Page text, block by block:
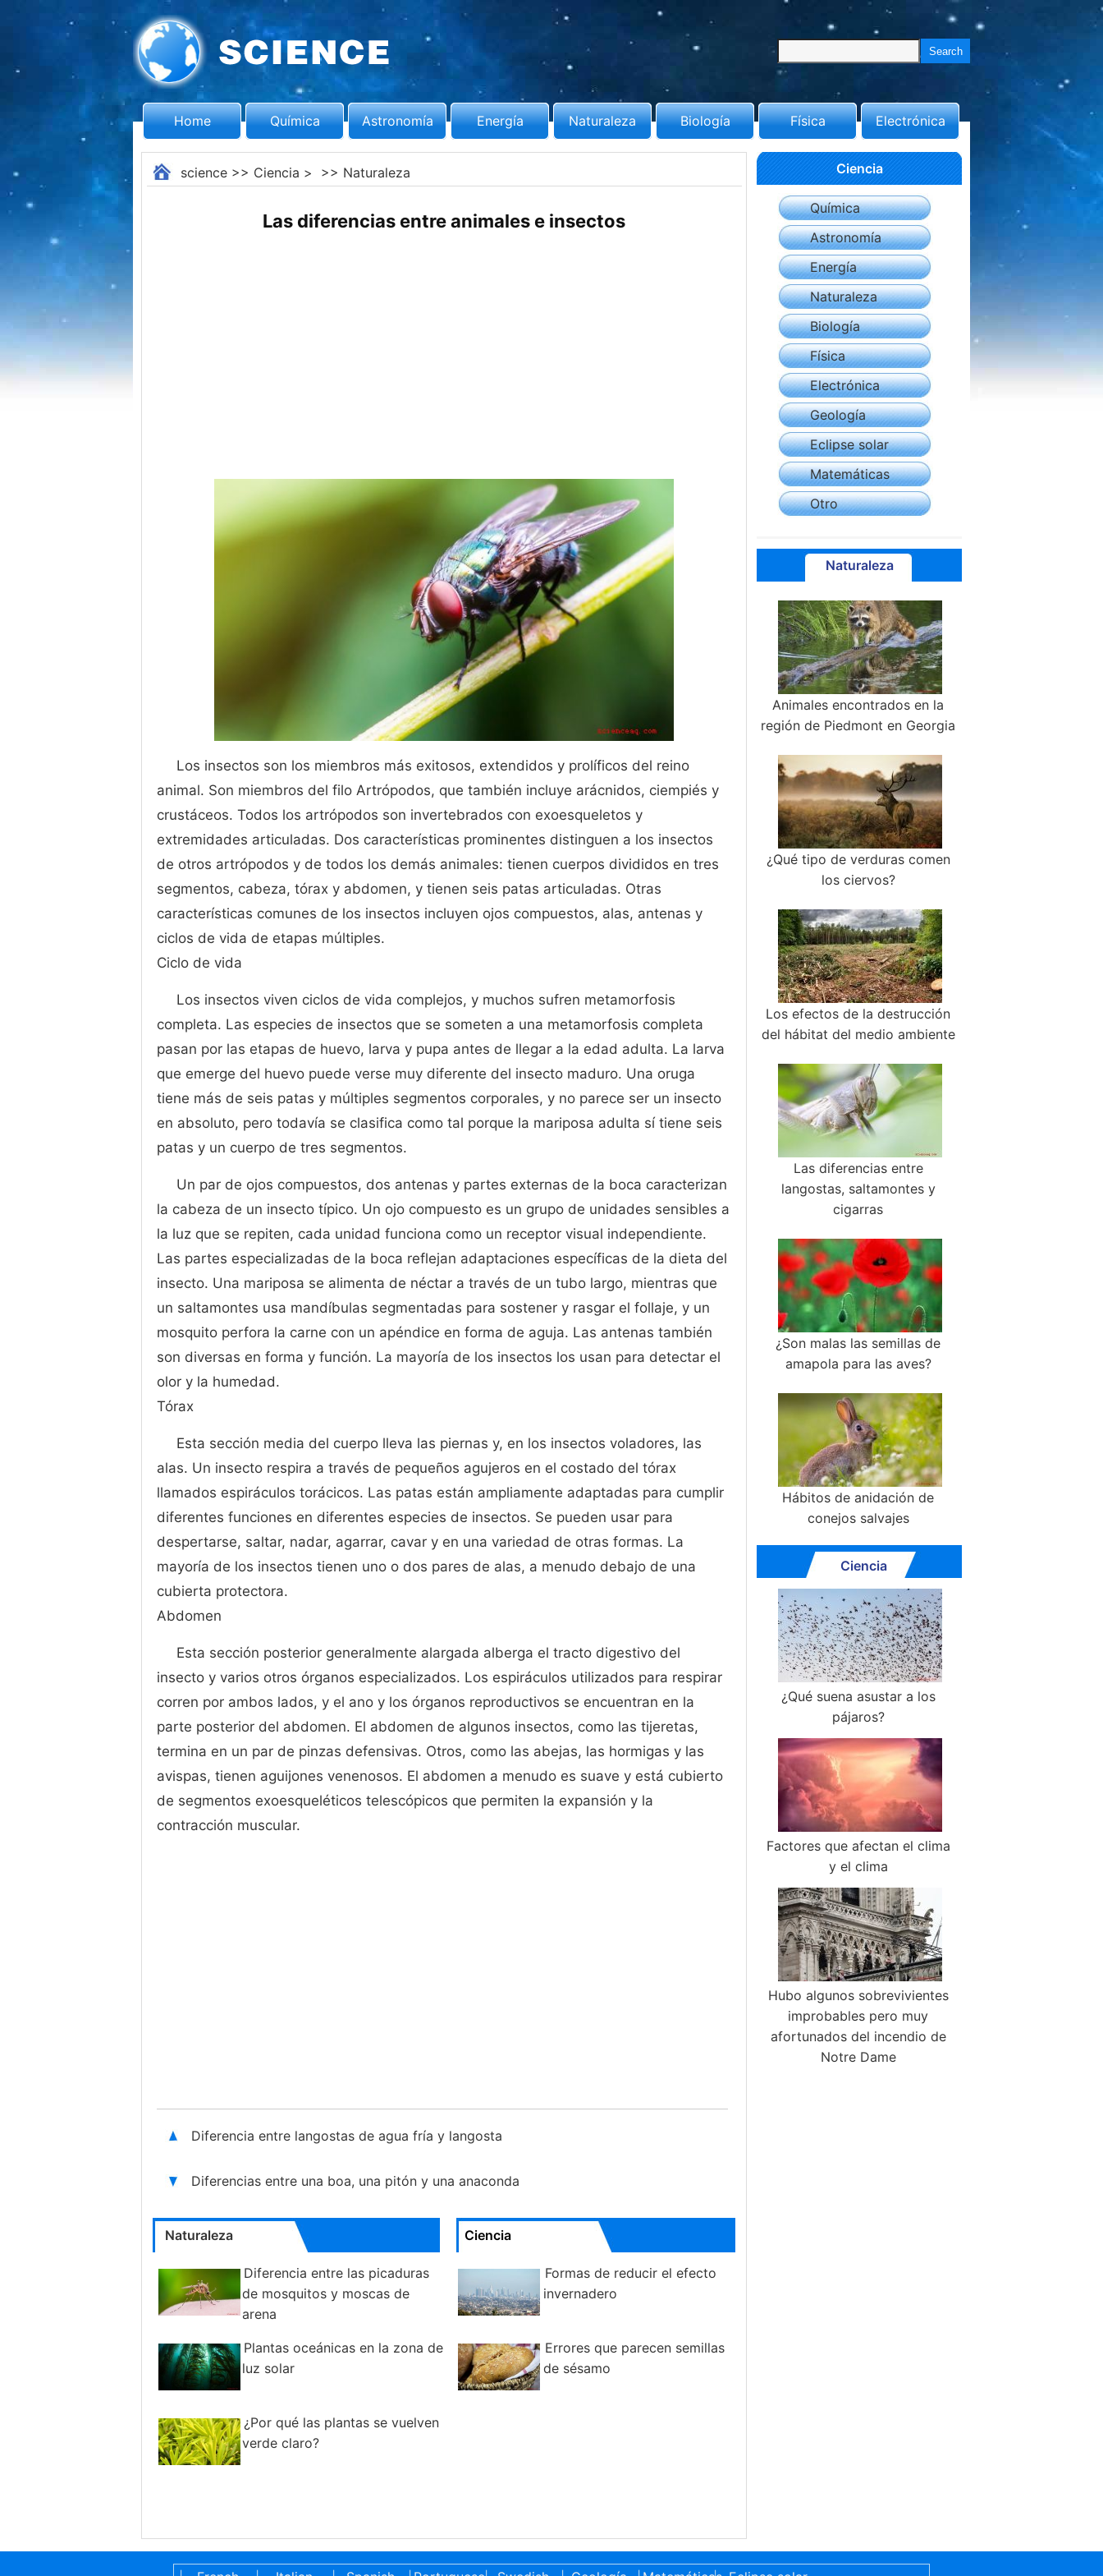
Home Química Astronomía Energía Naturaleza Biología Física Electrónica
science>> Ciencia > >> Naturaleza
Las diferencias entre animales e insectos
Los insectos son los miembros más exitosos, extendidos y prolíficos del reino
animal. Son miembros del filo Artrópodos, que también incluye arácnidos, ciempiés y
crustáceos. Todos los artrópodos son invertebrados con exoesqueletos y
extremidades articuladas. Dos características prominentes distinguen a los insectos
de otros artrópodos y de todos los demás animales: tienen cuerpos divididos en tres
segmentos, cabeza, tórax y abdomen, y tienen seis patas articuladas. Otras
características comunes de los insectos incluyen ojos compuestos, alas, antenas y
ciclos de vida de etapas múltiples.
Ciclo de vida
Los insectos viven ciclos de vida complejos, y muchos sufren metamorfosis
completa. Las especies de insectos que se someten a una metamorfosis completa
pasan por las etapas de huevo, larva y pupa antes de llegar a la edad adulta. La larva
que emerge del huevo puede verse muy diferente del insecto maduro. Una oruga
tiene más de seis patas y múltiples segmentos corporales, y no parece ser un insecto
en absoluto, pero todavía se clasifica como tal porque la mariposa adulta sí tiene seis
patas y un cuerpo de tres segmentos.
Un par de ojos compuestos, dos antenas y partes externas de la boca caracterizan
la cabeza de un insecto típico. Un ojo compuesto es un grupo de unidades sensibles a
la luz que se repiten, cada unidad funciona como un receptor visual independiente.
Las partes especializadas de la boca reflejan adaptaciones específicas de la dieta del
insecto. Una mariposa se alimenta de néctar a través de un tubo largo, mientras que
un saltamontes usa mandíbulas segmentadas para sostener y rasgar el follaje, y un
mosquito perfora la carne con un apéndice en forma de aguja. Las antenas también
son diversas en forma y función. La mayoría de los insectos los usan para detectar el
olor y la humedad.
Tórax
Esta sección media del cuerpo lleva las piernas y, en los insectos voladores, las
alas. Un insecto respira a través de pequeños agujeros en el costado del tórax
llamados espiráculos torácicos. Las patas están ampliamente adaptadas para cumplir
diferentes funciones en diferentes especies de insectos. Se pueden usar para
despertarse, saltar, nadar, agarrar, cavar y en una variedad de otras formas. La
mayoría de los insectos tienen uno o dos pares de alas, a menudo debajo de una
cubierta protectora.
Abdomen
Esta sección posterior generalmente alargada alberga el tracto digestivo del
insecto y varios otros órganos especializados. Los espiráculos utilizados para respirar
corren por ambos lados, y el ano y los órganos reproductivos se encuentran en la
parte posterior del abdomen. El abdomen de algunos insectos, como las tijeretas,
termina en un par de pinzas defensivas. Otros, como las abejas, las hormigas y las
avispas, tienen aguijones venenosos. El abdomen a menudo es suave y está cubierto
de segmentos exoesqueléticos telescópicos que permiten la expansión y la
contracción muscular.
Diferencia entre langostas de agua fría y langosta
Diferencias entre una boa, una pitón y una anaconda
Naturaleza
Diferencia entre las picaduras
de mosquitos y moscas de
arena
Plantas oceánicas en la zona de
luz solar
¿Por qué las plantas se vuelven
verde claro?
Ciencia
Formas de reducir el efecto
invernadero
Errores que parecen semillas
de sésamo
Ciencia
Química
Astronomía
Energía
Naturaleza
Biología
Física
Electrónica
Geología
Eclipse solar
Matemáticas
Otro
Naturaleza
Animales encontrados en la
región de Piedmont en Georgia
¿Qué tipo de verduras comen
los ciervos?
Los efectos de la destrucción
del hábitat del medio ambiente
Las diferencias entre
langostas, saltamontes y
cigarras
¿Son malas las semillas de
amapola para las aves?
Hábitos de anidación de
conejos salvajes
Ciencia
¿Qué suena asustar a los
pájaros?
Factores que afectan el clima
y el clima
Hubo algunos sobrevivientes
improbables pero muy
afortunados del incendio de
Notre Dame